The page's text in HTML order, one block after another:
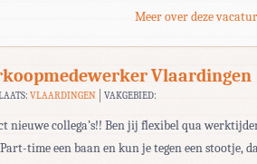
Meer over deze
Vlaardingen
VLAARDINGEN VAKGEBIED:
nieuwe collega’s!! Ben jij flexibel qua
time een baan en kun je tegen een stootje,